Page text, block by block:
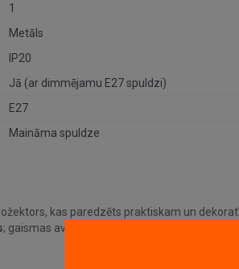
1
Metāls
IP20
Jā (ar dimmējamu E27 spuldzi)
E27
Maināma spuldze
kas paredzēts praktiskam un
; gaismas avots / cokols